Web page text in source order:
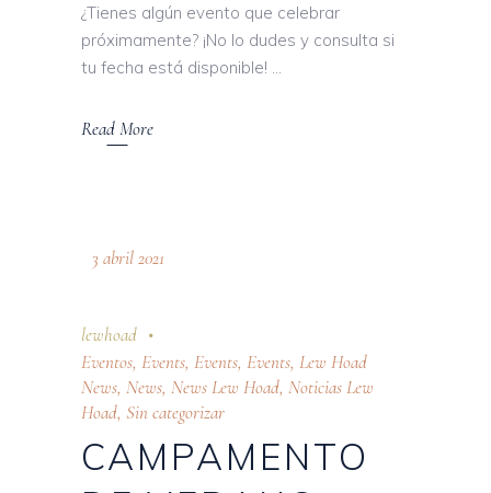
¿Tienes algún evento que celebrar
próximamente? ¡No lo dudes y consulta si
tu fecha está disponible!
Read More
3 abril 2021
lewhoad
Eventos, Events, Events, Events, Lew Hoad
News, News, News Lew Hoad, Noticias Lew
Hoad, Sin categorizar
CAMPAMENTO